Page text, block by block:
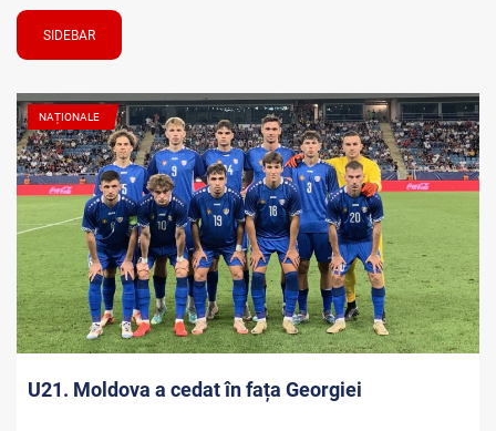
SIDEBAR
NAȚIONALE
U21. Moldova a cedat în fața Georgiei